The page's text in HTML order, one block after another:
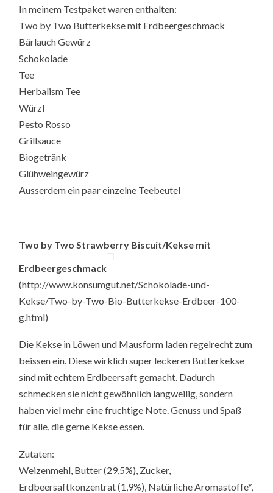
In meinem Testpaket waren enthalten:
Two by Two Butterkekse mit Erdbeergeschmack
Bärlauch Gewürz
Schokolade
Tee
Herbalism Tee
Würzl
Pesto Rosso
Grillsauce
Biogetränk
Glühweingewürz
Ausserdem ein paar einzelne Teebeutel
Two by Two Strawberry Biscuit/Kekse mit
Erdbeergeschmack
(http://www.konsumgut.net/Schokolade-und-
Kekse/Two-by-Two-Bio-Butterkekse-Erdbeer-100-
g.html)
Die Kekse in Löwen und Mausform laden regelrecht zum
beissen ein. Diese wirklich super leckeren Butterkekse
sind mit echtem Erdbeersaft gemacht. Dadurch
schmecken sie nicht gewöhnlich langweilig, sondern
haben viel mehr eine fruchtige Note. Genuss und Spaß
für alle, die gerne Kekse essen.
Zutaten:
Weizenmehl, Butter (29,5%), Zucker,
Erdbeersaftkonzentrat (1,9%), Natürliche Aromastoffe*,